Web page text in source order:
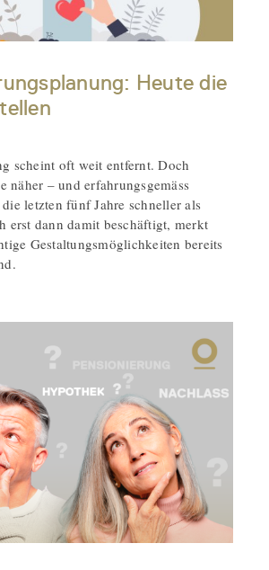
Heute die
scheint oft weit entfernt. Doch
näher – und erfahrungsgemäss
letzten fünf Jahre schneller als
erst dann damit beschäftigt, merkt
Gestaltungsmöglichkeiten bereits